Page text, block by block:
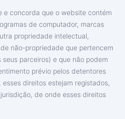
e concorda que o website contém
de computador, marcas
propriedade intelectual,
não-propriedade que pertencem
parceiros) e que não podem
prévio pelos detentores
direitos estejam registados,
de onde esses direitos